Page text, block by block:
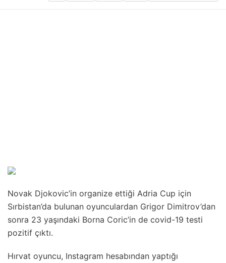
Novak Djokovic’in organize ettiği Adria Cup için
Sırbistan’da bulunan oyunculardan Grigor Dimitrov’dan
sonra 23 yaşındaki Borna Coric’in de covid-19 testi
pozitif çıktı.
Hırvat oyuncu, Instagram hesabından yaptığı